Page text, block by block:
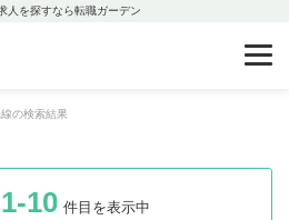
人を探すなら転職ガーデン
の検索結果
1-10 件目を表示中